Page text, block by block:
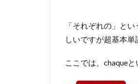
「それぞれの」と
しいですが超基本
ここでは、chaque